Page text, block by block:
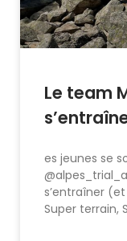
Le team
es jeunes se
s’entraîner
Super terrain,